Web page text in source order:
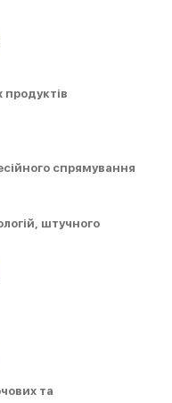
продуктів
спрямування
штучного
та